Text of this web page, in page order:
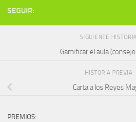
SEGUIR:
SIGUIENTE HISTORIA
Gamificar el aula
HISTORIA PREVIA
Carta a los Reyes
PREMIOS: